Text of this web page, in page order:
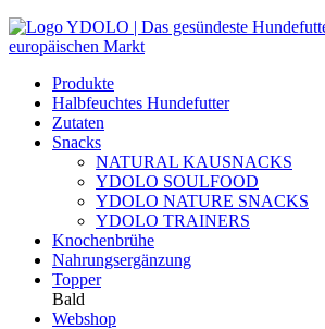
Produkte
Halbfeuchtes Hundefutter
Zutaten
Snacks
NATURAL KAUSNACKS
YDOLO SOULFOOD
YDOLO NATURE SNACKS
YDOLO TRAINERS
Knochenbrühe
Nahrungsergänzung
Topper
Bald
Webshop